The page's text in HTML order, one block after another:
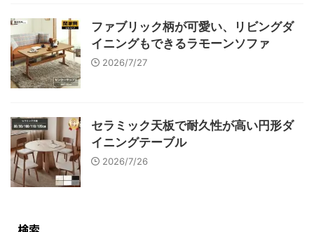
ファブリック柄が可愛い、リビングダ
イニングもできるラモーンソファ
2026/7/27
セラミック天板で耐久性が高い円形ダ
イニングテーブル
2026/7/26